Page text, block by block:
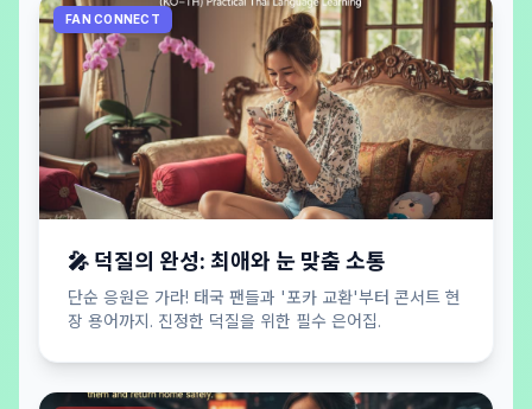
FAN CONNECT
🎤 덕질의 완성: 최애와 눈 맞춤 소통
단순 응원은 가라! 태국 팬들과 '포카 교환'부터 콘서트 현
장 용어까지. 진정한 덕질을 위한 필수 은어집.